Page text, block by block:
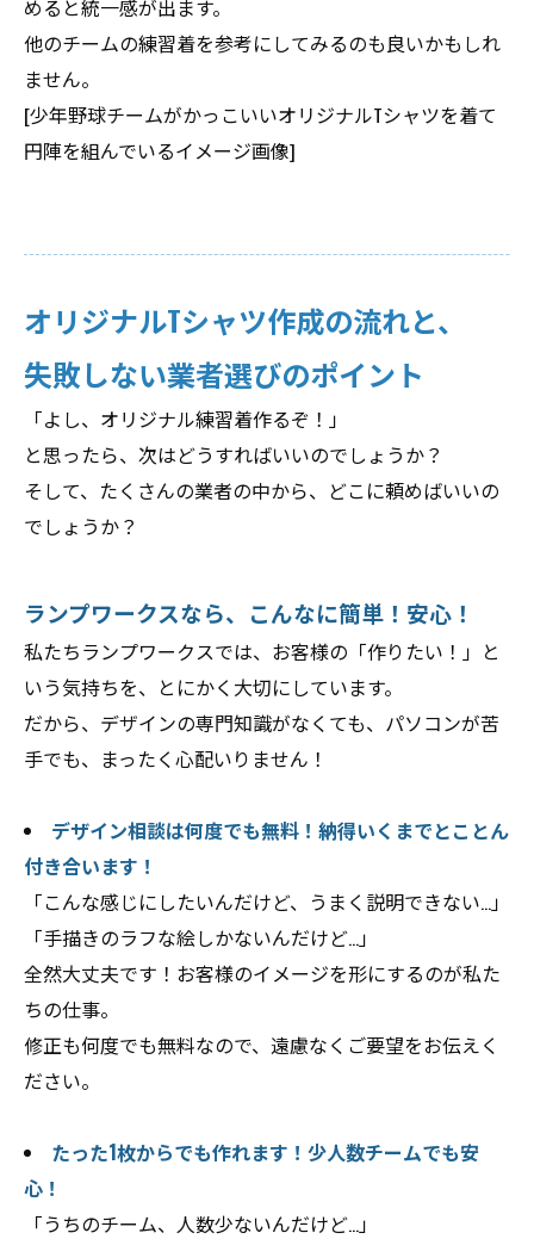
めると統一感が出ます。
他のチームの練習着を参考にしてみるのも良いかもしれ
ません。
[少年野球チームがかっこいいオリジナルTシャツを着て
円陣を組んでいるイメージ画像]
オリジナルTシャツ作成の流れと、
失敗しない業者選びのポイント
「よし、オリジナル練習着作るぞ！」
と思ったら、次はどうすればいいのでしょうか？
そして、たくさんの業者の中から、どこに頼めばいいの
でしょうか？
ランプワークスなら、こんなに簡単！安心！
私たちランプワークスでは、お客様の「作りたい！」と
いう気持ちを、とにかく大切にしています。
だから、デザインの専門知識がなくても、パソコンが苦
手でも、まったく心配いりません！
デザイン相談は何度でも無料！納得いくまでとことん
付き合います！
「こんな感じにしたいんだけど、うまく説明できない…」
「手描きのラフな絵しかないんだけど…」
全然大丈夫です！お客様のイメージを形にするのが私た
ちの仕事。
修正も何度でも無料なので、遠慮なくご要望をお伝えく
ださい。
たった1枚からでも作れます！少人数チームでも安
心！
「うちのチーム、人数少ないんだけど…」